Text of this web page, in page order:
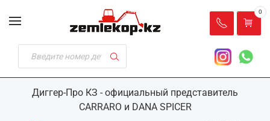
Диггер-Про КЗ - официальный представитель
CARRARO и DANA SPICER
0